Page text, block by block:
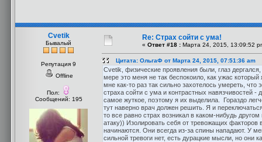
Cvetik
Бывалый
Репутация 9
Offline
Пол:
Сообщений: 195
Re: Страх сойти с ума!
« Ответ #18 : Марта 24, 2015, 13:09:52
Цитата: ОльгаФ от Марта 24, 2015, 07:51:36 am
Cvetik, физические проявления были, глаз
мере это меня не так беспокоило, как ужас
мне как-то раз так сильно захотелось умереть,
страха сойти с ума и контрастных навязчивостей
самое жуткое, поэтому я их выделила. Гораздо
тут наверно врач должен решить. Я и
то все равно страх возникал в каком-нибудь
атаку)) Изолировать себя от тревожащих
начинаются. Они всегда из-за спины нападают. У
сильной тревоги нет, есть дурацкие мысли, но они